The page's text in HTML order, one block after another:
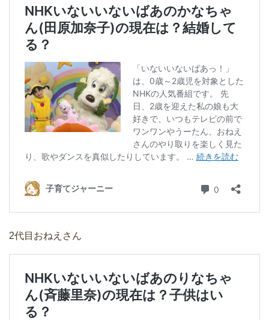
2代目おねえさん